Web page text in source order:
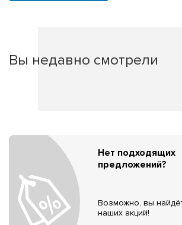
Вы недавно смотрели
Нет подходящих
предложений?
Возможно, вы
наших акций!